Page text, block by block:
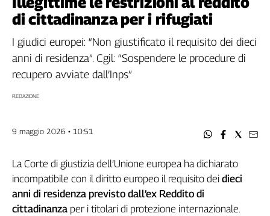
Filcams
Filctem
Fillea
Filt
Flai
Fp
Slc
Spi
Inca
Caaf
di cittadinanza per i rifugiati
I giudici europei: “Non giustificato il requisito dei dieci
anni di residenza”. Cgil: “Sospendere le procedure di
recupero avviate dall’Inps”
REDAZIONE
9 maggio 2026 • 10:51
La Corte di giustizia dell’Unione europea ha dichiarato
incompatibile con il diritto europeo il requisito dei dieci
anni di residenza previsto dall’ex Reddito di
cittadinanza per i titolari di protezione internazionale.